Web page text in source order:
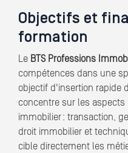
Objectifs et
formation
Le BTS Professions
compétences dans une
objectif d'insertion rapide
concentre sur les
immobilier : transaction,
droit immobilier et
cible directement les